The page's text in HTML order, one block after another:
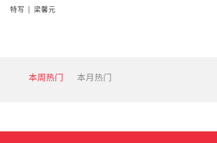
特写 | 梁馨元
本周热门 本月热门